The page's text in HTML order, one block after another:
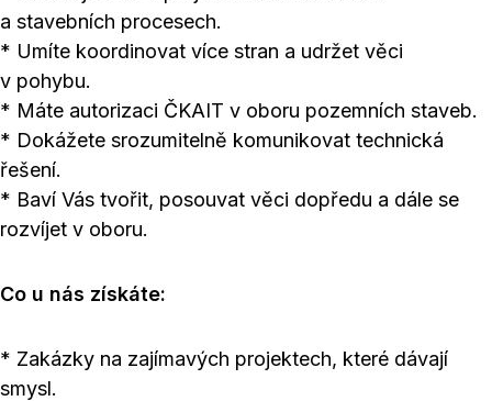
a stavebních procesech.
* Umíte koordinovat více stran a udržet věci
v pohybu.
* Máte autorizaci ČKAIT v oboru pozemních staveb.
* Dokážete srozumitelně komunikovat technická
řešení.
* Baví Vás tvořit, posouvat věci dopředu a dále se
rozvíjet v oboru.
Co u nás získáte:
* Zakázky na zajímavých projektech, které dávají
smysl.